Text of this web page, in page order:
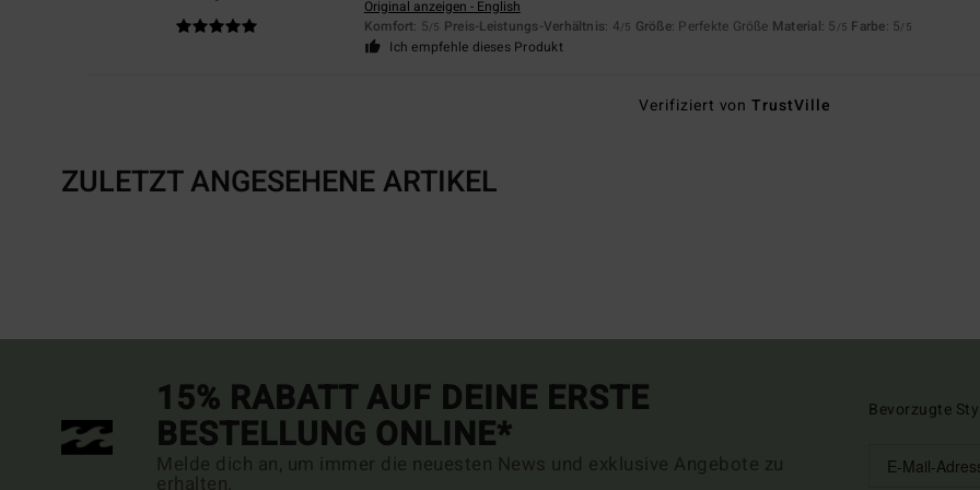
Original anzeigen - English
Komfort: 5/5 Preis-Leistungs-Verhältnis: 4/5 Größe: Perfekte Größe Material: 5 /5 Farbe: 5/5
Ich empfehle dieses Produkt
Verifiziert vonTrustVille
ZULETZT ANGESEHENE ARTIKEL
15% RABATT AUF DEINE ERSTE
BESTELLUNG ONLINE*
Melde dich an, um immer die neuesten News und exklusive Angebote zu
erhalten.
Bevorzugte